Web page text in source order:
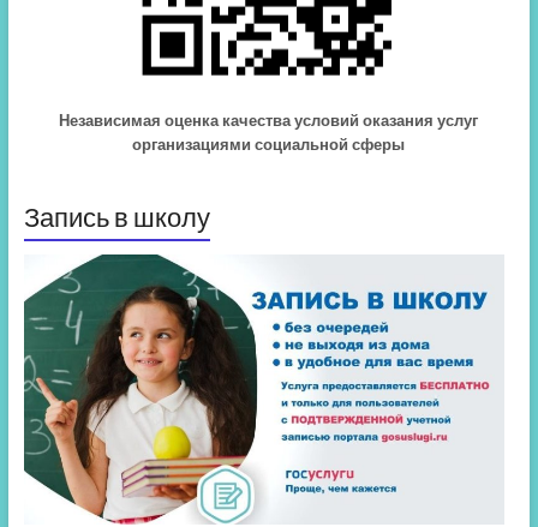
Независимая оценка качества условий оказания услуг
организациями социальной сферы
Запись в школу